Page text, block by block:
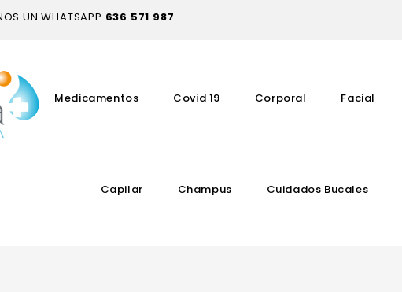
UN WHATSAPP 636 571 987
Medicamentos Covid 19 Corporal Facial
Capilar Champus Cuidados Bucales